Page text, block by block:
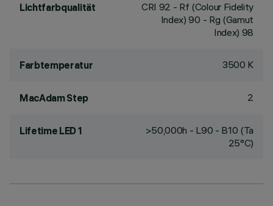
Lichtfarbqualität CRI 92 - Rf (Colour Fidelity
Index) 90 - Rg (Gamut
Index) 98
Farbtemperatur 3500 K
MacAdam Step 2
Lifetime LED 1
>50,000h - L90 - B10 (Ta
25°C)